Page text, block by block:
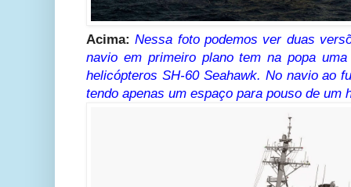
Acima:Nessa foto podemos ver duas
navio em primeiro plano tem na popa
helicópteros SH-60 Seahawk. No navio ao
tendo apenas um espaço para pouso de um